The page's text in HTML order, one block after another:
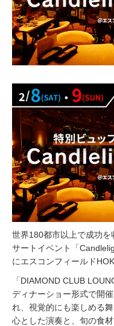
世界180都市以上で成功
サートイベント「
にエスコンフィールド
「DIAMOND CLUB
ディナーショー形式で開
れ、視覚的にも楽しめる
心とした演奏と、旬の食